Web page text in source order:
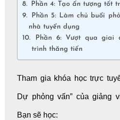
Phần 4: Tạo ấn tượng tốt
Phần 5: Làm chủ buổi
nhà tuyển dụng
Phần 6: Vượt qua giai
trình thăng tiến
Tham gia khóa học trực
Dự phỏng vấn” của giảng
Bạn sẽ học: